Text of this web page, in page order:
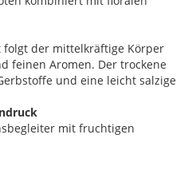
folgt der mittelkräftige Körper
feinen Aromen. Der trockene
und eine leicht salzige
mit fruchtigen